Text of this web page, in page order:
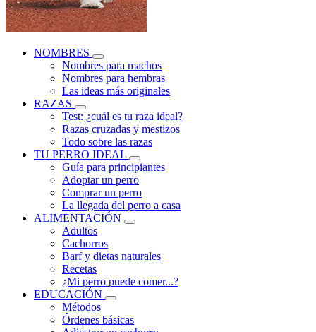
NOMBRES
Nombres para machos
Nombres para hembras
Las ideas más originales
RAZAS
Test: ¿cuál es tu raza ideal?
Razas cruzadas y mestizos
Todo sobre las razas
TU PERRO IDEAL
Guía para principiantes
Adoptar un perro
Comprar un perro
La llegada del perro a casa
ALIMENTACIÓN
Adultos
Cachorros
Barf y dietas naturales
Recetas
¿Mi perro puede comer...?
EDUCACIÓN
Métodos
Órdenes básicas